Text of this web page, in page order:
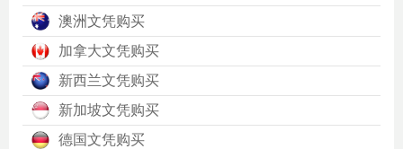
澳洲文凭购买
加拿大文凭购买
新西兰文凭购买
新加坡文凭购买
德国文凭购买